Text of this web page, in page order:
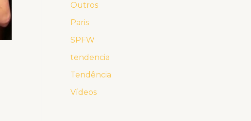
Outros
Paris
SPFW
tendencia
Tendência
Vídeos